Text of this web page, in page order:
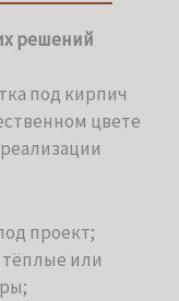
решений
под кирпич
цвете
проект;
или